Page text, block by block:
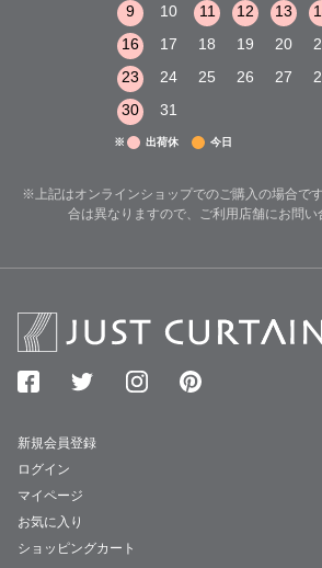
9
10 11 12 13
16
17 18 19 20
23
24 25 26 27
30
31
※ 出荷休 今日
※上記はオンラインショップでのご購入の場合で
合は異なりますので、ご利用店舗にお問い
新規会員登録
ログイン
マイページ
お気に入り
ショッピングカート